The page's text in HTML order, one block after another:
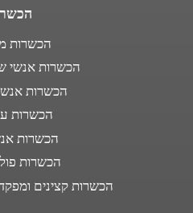
הכשרות
הכשרות אנשי
הכשרות
הכשרות
הכשרות
הכשרות
הכשרות קצינים